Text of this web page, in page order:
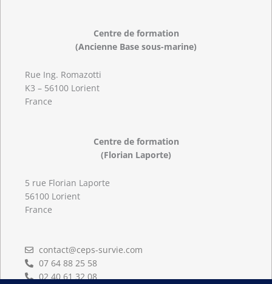
Centre de formation
(Ancienne Base sous-marine)
Rue Ing. Romazotti
K3 – 56100 Lorient
France
Centre de formation
(Florian Laporte)
5 rue Florian Laporte
56100 Lorient
France
contact@ceps-survie.com
07 64 88 25 58
02 40 61 32 08